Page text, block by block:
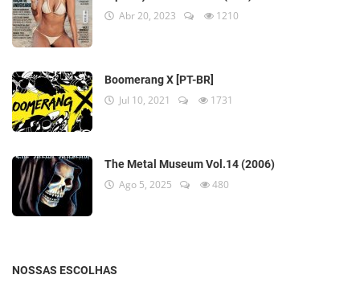
Abr 20, 2023 1210
Boomerang X [PT-BR]
Jul 10, 2021 1731
The Metal Museum Vol.14 (2006)
Ago 5, 2025 480
NOSSAS ESCOLHAS